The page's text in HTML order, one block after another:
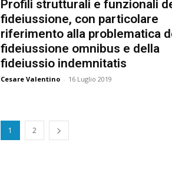
Profili strutturali e funzionali
fideiussione, con particolare
riferimento alla problematica
fideiussione omnibus e della
fideiussio indemnitatis
Cesare Valentino - 16 Luglio 2019